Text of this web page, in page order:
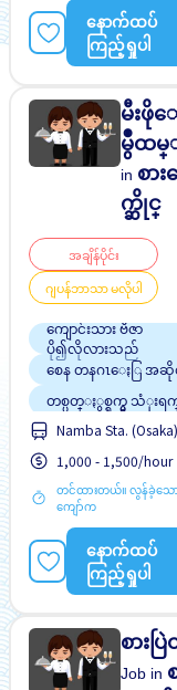
နောက်ထပ်
ကြည့်ရှုပါ
မီးဖိုေ
မွဳထ
in စာ
က္ဆိုင္
အချိန်ပိုင်း
ဂျပန်ဘာသာ မလိုပါ
ကျောင်းသား ဗီဇာ
ပို၍လိုလားသည်
စေန တနဂၤေႏြ အ
တစ္ပတ္ႏွစ္ရက္မွ သံုးရ
ထမင်းကျွေးမည်
ၾကိဳတင္လစာေငြေပးျ
ဘူတာႏွင့္နီးေသာ
လမ္းစရိတ္ေပးသည္
အချိန်ပြည့် အလုပ်လုပ်ခွ
ရန် အခွင့်အရေးရှိသည်
ဂ်ပန္စာမတတ္လည္းအဆ
င္ေျပသည္
Namba Sta. (Osaka)
1,000 - 1,500/hour
တင်ထားတယ်။ လွန်ခဲ့သေ
ကျော်က
နောက်ထပ်
ကြည့်ရှုပါ
စားပ
Job in